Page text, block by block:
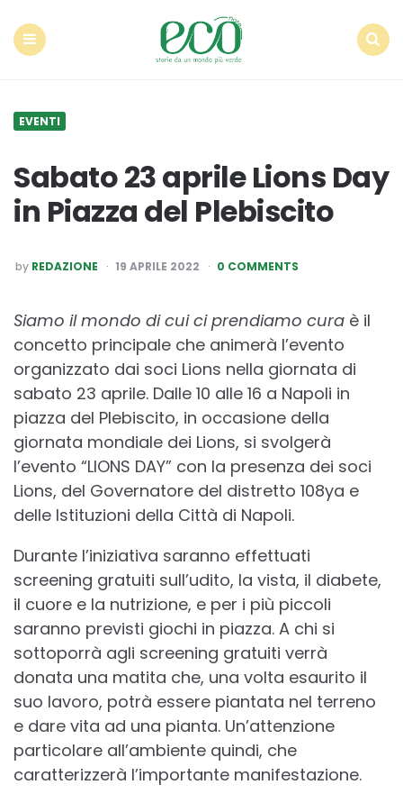
EVENTI
Sabato 23 aprile Lions Day
in Piazza del Plebiscito
POSTED
BY
by REDAZIONE 19 APRILE 2022 0 COMMENTS
Siamo il mondo di cui ci prendiamo cura è il
concetto principale che animerà l’evento
organizzato dai soci Lions nella giornata di
sabato 23 aprile. Dalle 10 alle 16 a Napoli in
piazza del Plebiscito, in occasione della
giornata mondiale dei Lions, si svolgerà
l’evento “LIONS DAY” con la presenza dei soci
Lions, del Governatore del distretto 108ya e
delle Istituzioni della Città di Napoli.
Durante l’iniziativa saranno effettuati
screening gratuiti sull’udito, la vista, il diabete,
il cuore e la nutrizione, e per i più piccoli
saranno previsti giochi in piazza. A chi si
sottoporrà agli screening gratuiti verrà
donata una matita che, una volta esaurito il
suo lavoro, potrà essere piantata nel terreno
e dare vita ad una pianta. Un’attenzione
particolare all’ambiente quindi, che
caratterizzerà l’importante manifestazione.